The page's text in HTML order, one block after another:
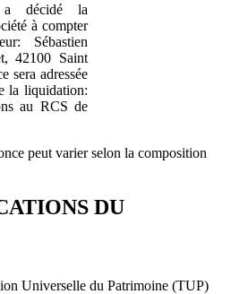
a décidé la
à compter
Sébastien
42100 Saint
sera adressée
la liquidation:
au RCS de
peut varier selon la composition
DU
Universelle du Patrimoine (TUP)